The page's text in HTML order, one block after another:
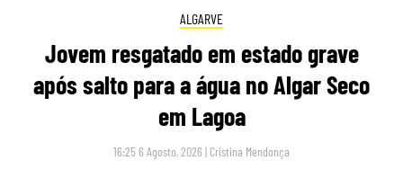
ALGARVE
Jovem resgatado em estado grave
após salto para a água no Algar Seco
em Lagoa
16:25 6 Agosto, 2026 | Cristina Mendonça